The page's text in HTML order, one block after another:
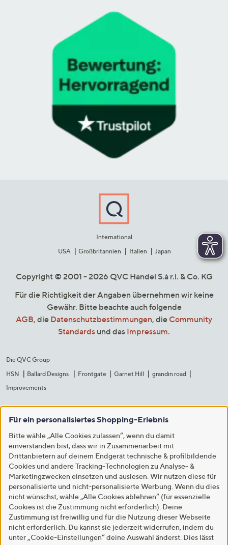
International
USA
Großbritannien Italien Japan
Copyright © 2001 - 2026 QVC Handel S.à r.l. & Co. KG
Für die Richtigkeit der Angaben übernehmen wir keine
Gewähr. Bitte beachte auch folgende
AGB, die Datenschutzbestimmungen, die Community
Standards und das Impressum.
Die QVC Group
HSN
Ballard Designs Frontgate Garnet Hill
grandin road
Improvements
Für ein personalisiertes Shopping-Erlebnis
Bitte wähle „Alle Cookies zulassen“, wenn du damit
einverstanden bist, dass wir in Zusammenarbeit mit
Drittanbietern auf deinem Endgerät technische & profilbildende
Cookies und andere Tracking-Technologien zu Analyse- &
Marketingzwecken einsetzen und auslesen. Wir nutzen diese für
personalisierte und nicht-personalisierte Werbung. Wenn du dies
nicht wünschst, wähle „Alle Cookies ablehnen“ (für essenzielle
Cookies ist die Zustimmung nicht erforderlich). Deine
Zustimmung ist freiwillig und für die Nutzung dieser Webseite
nicht erforderlich. Du kannst sie jederzeit widerrufen, indem du
unter „Cookie-Einstellungen“ deine Auswahl änderst. Dies lässt